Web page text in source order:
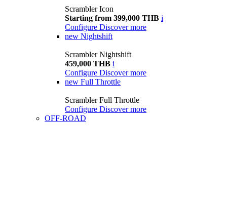
Scrambler Icon
Starting from 399,000 THB i
Configure Discover more
new Nightshift
Scrambler Nightshift
459,000 THB i
Configure Discover more
new Full Throttle
Scrambler Full Throttle
Configure Discover more
OFF-ROAD